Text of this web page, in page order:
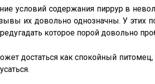
условий содержания пиррур в
их довольно однозначны. У этих
которое порой довольно
достаться как спокойный